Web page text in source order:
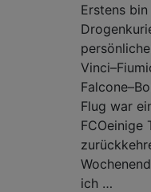
Erstens
Flug war
FCOeinige
ich …